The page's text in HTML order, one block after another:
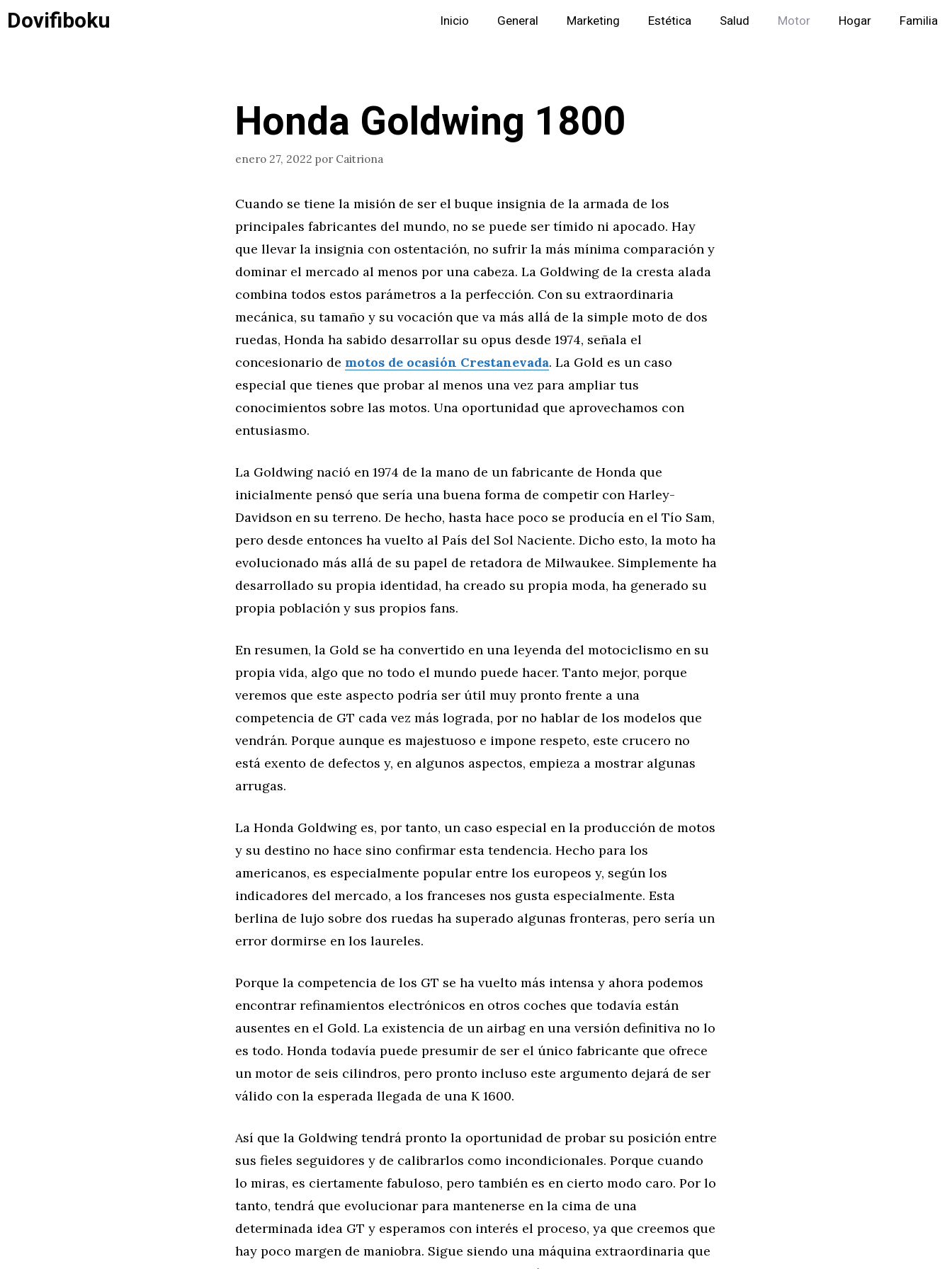
Saltar
alDovifiboku Inicio General Marketing Estética Salud Motor Hogar Familia
Honda Goldwing 1800
enero 27, 2022 por Caitriona
Cuando se tiene la misión de ser el buque insignia de la armada de los
principales fabricantes del mundo, no se puede ser tímido ni apocado. Hay
que llevar la insignia con ostentación, no sufrir la más mínima comparación y
dominar el mercado al menos por una cabeza. La Goldwing de la cresta alada
combina todos estos parámetros a la perfección. Con su extraordinaria
mecánica, su tamaño y su vocación que va más allá de la simple moto de dos
ruedas, Honda ha sabido desarrollar su opus desde 1974, señala el
concesionario de motos de ocasión Crestanevada. La Gold es un caso
especial que tienes que probar al menos una vez para ampliar tus
conocimientos sobre las motos. Una oportunidad que aprovechamos con
entusiasmo.
La Goldwing nació en 1974 de la mano de un fabricante de Honda que
inicialmente pensó que sería una buena forma de competir con Harley-
Davidson en su terreno. De hecho, hasta hace poco se producía en el Tío Sam,
pero desde entonces ha vuelto al País del Sol Naciente. Dicho esto, la moto ha
evolucionado más allá de su papel de retadora de Milwaukee. Simplemente ha
desarrollado su propia identidad, ha creado su propia moda, ha generado su
propia población y sus propios fans.
En resumen, la Gold se ha convertido en una leyenda del motociclismo en su
propia vida, algo que no todo el mundo puede hacer. Tanto mejor, porque
veremos que este aspecto podría ser útil muy pronto frente a una
competencia de GT cada vez más lograda, por no hablar de los modelos que
vendrán. Porque aunque es majestuoso e impone respeto, este crucero no
está exento de defectos y, en algunos aspectos, empieza a mostrar algunas
arrugas.
La Honda Goldwing es, por tanto, un caso especial en la producción de motos
y su destino no hace sino confirmar esta tendencia. Hecho para los
americanos, es especialmente popular entre los europeos y, según los
indicadores del mercado, a los franceses nos gusta especialmente. Esta
berlina de lujo sobre dos ruedas ha superado algunas fronteras, pero sería un
error dormirse en los laureles.
Porque la competencia de los GT se ha vuelto más intensa y ahora podemos
encontrar refinamientos electrónicos en otros coches que todavía están
ausentes en el Gold. La existencia de un airbag en una versión definitiva no lo
es todo. Honda todavía puede presumir de ser el único fabricante que ofrece
un motor de seis cilindros, pero pronto incluso este argumento dejará de ser
válido con la esperada llegada de una K 1600.
Así que la Goldwing tendrá pronto la oportunidad de probar su posición entre
sus fieles seguidores y de calibrarlos como incondicionales. Porque cuando
lo miras, es ciertamente fabuloso, pero también es en cierto modo caro. Por lo
tanto, tendrá que evolucionar para mantenerse en la cima de una
determinada idea GT y esperamos con interés el proceso, ya que creemos que
hay poco margen de maniobra. Sigue siendo una máquina extraordinaria que